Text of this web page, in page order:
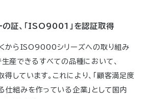
証、「ISO9001」を認証取得
からISO9000シリーズへの取り組み
産できるすべての品種において、
しています。これにより、「顧客満足度
仕組みを作っている企業」として国内